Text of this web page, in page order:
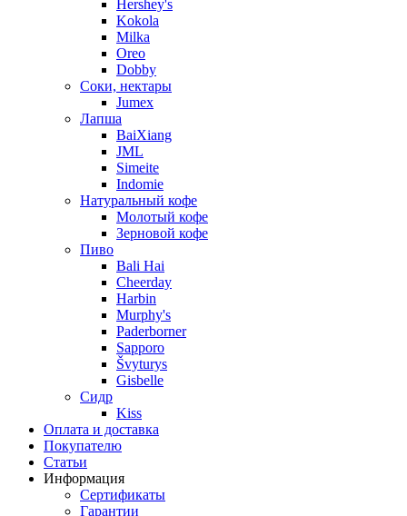
Hershey's
Kokola
Milka
Oreo
Dobby
Соки, нектары
Jumex
Лапша
BaiXiang
JML
Simeite
Indomie
Натуральный кофе
Молотый кофе
Зерновой кофе
Пиво
Bali Hai
Cheerday
Harbin
Murphy's
Paderborner
Sapporo
Švyturys
Gisbelle
Сидр
Kiss
Оплата и доставка
Покупателю
Статьи
Информация
Сертификаты
Гарантии